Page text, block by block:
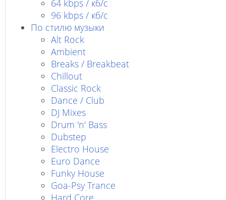
64 kbps / кб/c
96 kbps / кб/c
По стилю музыки
Alt Rock
Ambient
Breaks / Breakbeat
Chillout
Classic Rock
Dance / Club
DJ Mixes
Drum 'n' Bass
Dubstep
Electro House
Euro Dance
Funky House
Goa-Psy Trance
Hard Core